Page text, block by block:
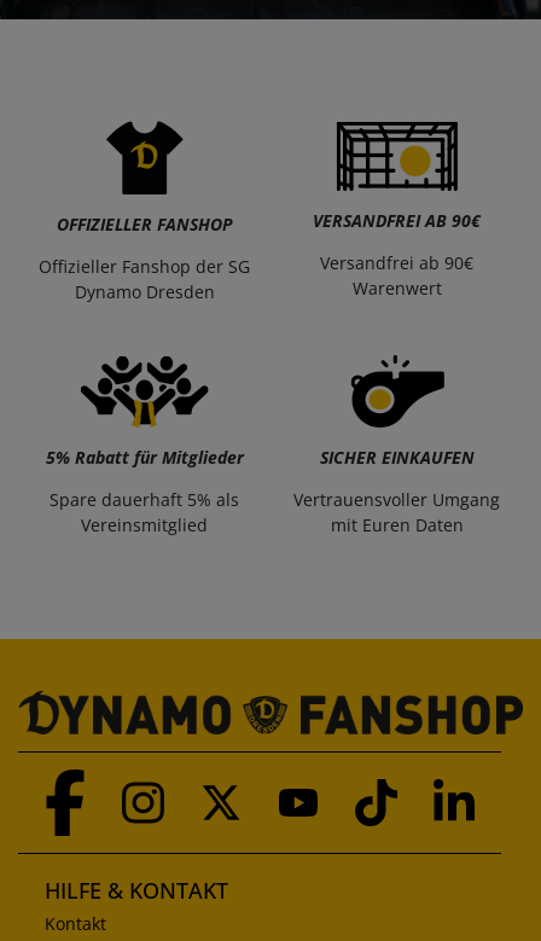
OFFIZIELLER FANSHOP
Offizieller Fanshop der SG
Dynamo Dresden
VERSANDFREI AB 90€
Versandfrei ab 90€
Warenwert
5% Rabatt für Mitglieder
Spare dauerhaft 5% als
Vereinsmitglied
SICHER EINKAUFEN
Vertrauensvoller Umgang
mit Euren Daten
HILFE & KONTAKT
Kontakt